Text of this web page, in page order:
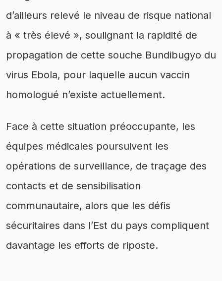
d’ailleurs relevé le niveau de risque national
à « très élevé », soulignant la rapidité de
propagation de cette souche Bundibugyo du
virus Ebola, pour laquelle aucun vaccin
homologué n’existe actuellement.
Face à cette situation préoccupante, les
équipes médicales poursuivent les
opérations de surveillance, de traçage des
contacts et de sensibilisation
communautaire, alors que les défis
sécuritaires dans l’Est du pays compliquent
davantage les efforts de riposte.